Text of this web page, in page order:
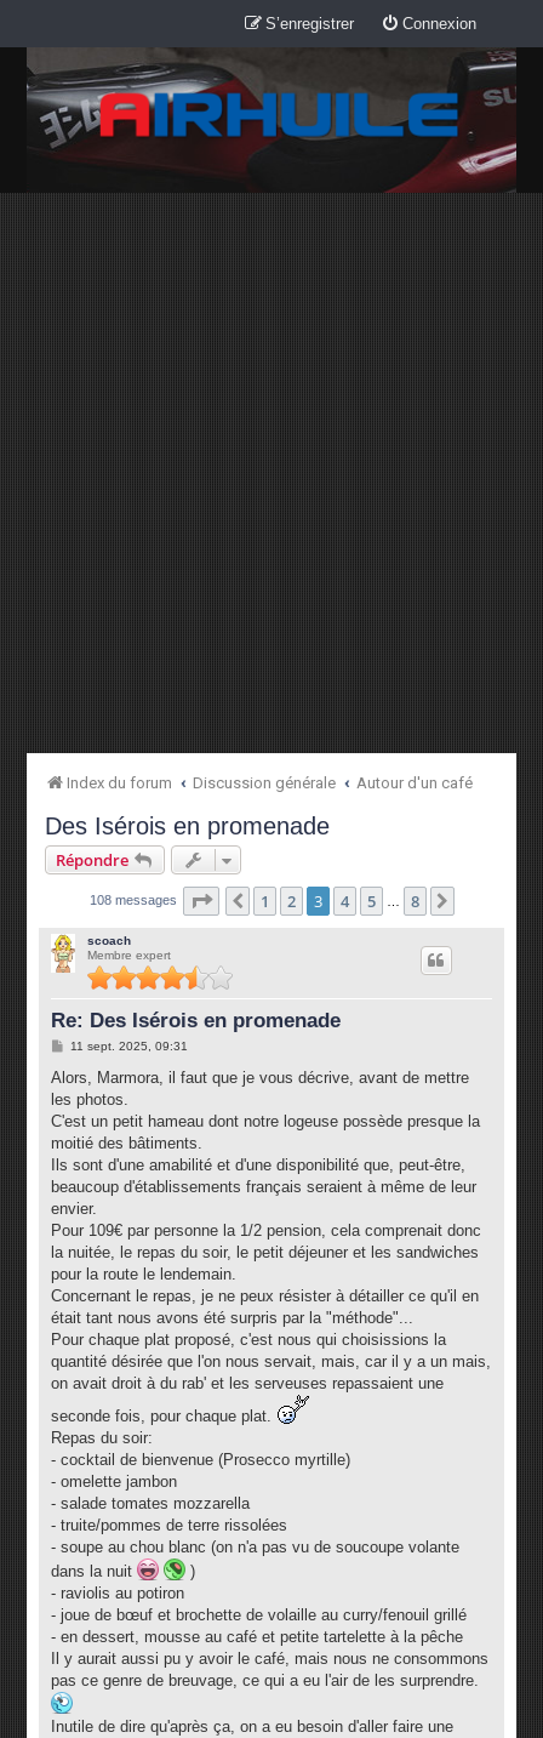
Connexion
S’enregistrer
Index du forum Discussion générale Autour d'un café
Des Isérois en promenade
Répondre
108 messages Page sur8
Précédente
1 2 3 4 5 8
scoach
Membre expert
Re: Des Isérois en promenade
M
s
a
g
11 sept. 2025, 09:31
Alors, Marmora, il faut que je vous décrive, avant de mettre
les photos.
C'est un petit hameau dont notre logeuse possède presque la
moitié des bâtiments.
Ils sont d'une amabilité et d'une disponibilité que, peut-être,
beaucoup d'établissements français seraient à même de leur
envier.
Pour 109€ par personne la 1/2 pension, cela comprenait donc
la nuitée, le repas du soir, le petit déjeuner et les sandwiches
pour la route le lendemain.
Concernant le repas, je ne peux résister à détailler ce qu'il en
était tant nous avons été surpris par la "méthode"...
Pour chaque plat proposé, c'est nous qui choisissions la
quantité désirée que l'on nous servait, mais, car il y a un mais,
on avait droit à du rab' et les serveuses repassaient une
seconde fois, pour chaque plat.
Repas du soir:
- cocktail de bienvenue (Prosecco myrtille)
- omelette jambon
- salade tomates mozzarella
- truite/pommes de terre rissolées
- soupe au chou blanc (on n'a pas vu de soucoupe volante
dans la nuit
)
- raviolis au potiron
- joue de bœuf et brochette de volaille au curry/fenouil grillé
- en dessert, mousse au café et petite tartelette à la pêche
Il y aurait aussi pu y avoir le café, mais nous ne consommons
pas ce genre de breuvage, ce qui a eu l'air de les surprendre.
Inutile de dire qu'après ça, on a eu besoin d'aller faire une